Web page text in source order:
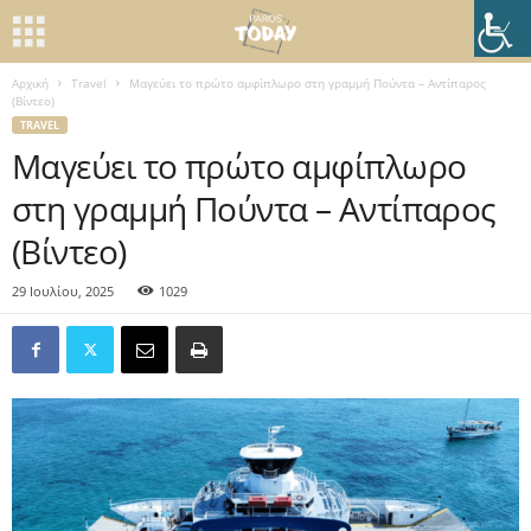
Αρχική Travel
Μαγεύει το πρώτο αμφίπλωρο στη γραμμή Πούντα – Αντίπαρος
(Βίντεο)
TRAVEL
Μαγεύει το πρώτο αμφίπλωρο
στη γραμμή Πούντα – Αντίπαρος
(Βίντεο)
29 Ιουλίου, 2025 1029